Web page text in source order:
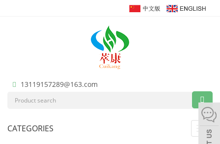
13119157289@163.com
CATEGORIES